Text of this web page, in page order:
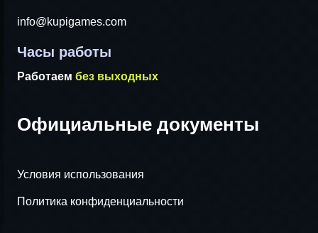
info@kupigames.com
Часы работы
Работаем без выходных
Официальные документы
Условия использования
Политика конфиденциальности